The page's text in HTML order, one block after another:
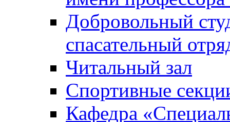
Добровольный
спасательный
Читальный зал
Спортивные
Кафедра